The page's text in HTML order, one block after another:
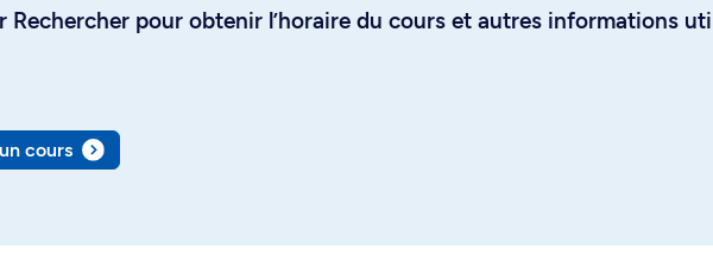
Rechercher pour obtenir l’horaire du cours et autres informations
cours